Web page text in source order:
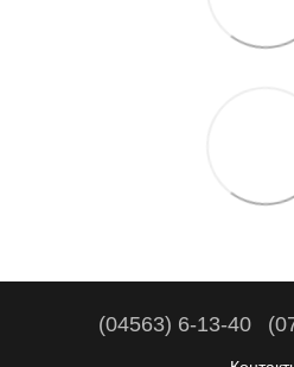
(04563) 6-13-40